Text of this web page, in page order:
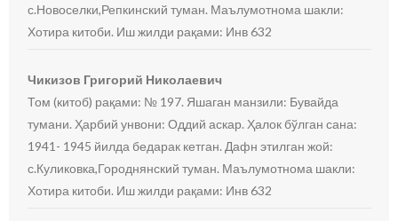
с.Новоселки,Репкинский туман. Маълумотнома шакли:
Хотира китоби. Иш жилди рақами: Инв 632
Чикизов Григорий Николаевич
Том (китоб) рақами: № 197. Яшаган манзили: Бувайда
тумани. Ҳарбий унвони: Оддий аскар. Ҳалок бўлган сана:
1941- 1945 йилда бедарак кетган. Дафн этилган жой:
с.Куликовка,Городнянский туман. Маълумотнома шакли:
Хотира китоби. Иш жилди рақами: Инв 632